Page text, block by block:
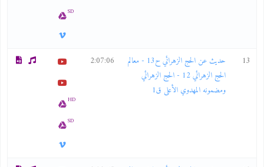
SD
13
حديث عن الحج الزهرائي ح13 - معالم
الحج الزهرائي 12 - الحج الزهرائي
ومضمونه المهدوي الأعلى ق1
2:07:06
HD
SD